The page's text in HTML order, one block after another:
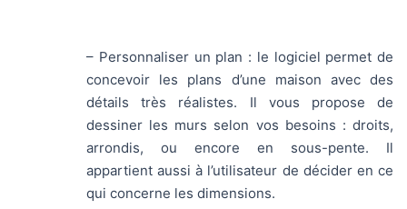
– Personnaliser un plan : le logiciel permet de
concevoir les plans d’une maison avec des
détails très réalistes. Il vous propose de
dessiner les murs selon vos besoins : droits,
arrondis, ou encore en sous-pente. Il
appartient aussi à l’utilisateur de décider en ce
qui concerne les dimensions.